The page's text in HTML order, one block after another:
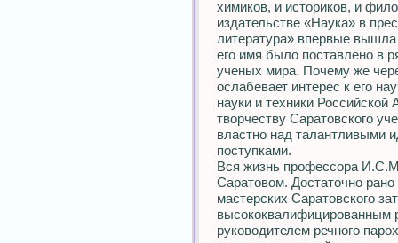
химиков, и историков, и
издательстве «Наука» в
литература» впервые
его имя было поставлено в
ученых мира. Почему же
ослабевает интерес к его
науки и техники
творчеству Саратовского
властно над талантливыми
поступками.
Вся жизнь профессора
Саратовом. Достаточно
мастерских Саратовского
высококвалифицированным
руководителем речного